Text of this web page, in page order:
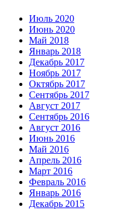
Июль 2020
Июнь 2020
Май 2018
Январь 2018
Декабрь 2017
Ноябрь 2017
Октябрь 2017
Сентябрь 2017
Август 2017
Сентябрь 2016
Август 2016
Июнь 2016
Май 2016
Апрель 2016
Март 2016
Февраль 2016
Январь 2016
Декабрь 2015